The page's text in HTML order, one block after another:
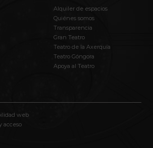
web
acceso
Alquiler de espacios
Quiénes somos
Transparencia
Gran Teatro
Teatro de la Axerquía
Teatro Góngora
Apoya al Teatro